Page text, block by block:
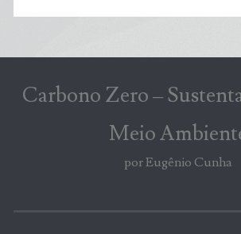
Carbono Zero –
Meio
por Eugênio Cunha